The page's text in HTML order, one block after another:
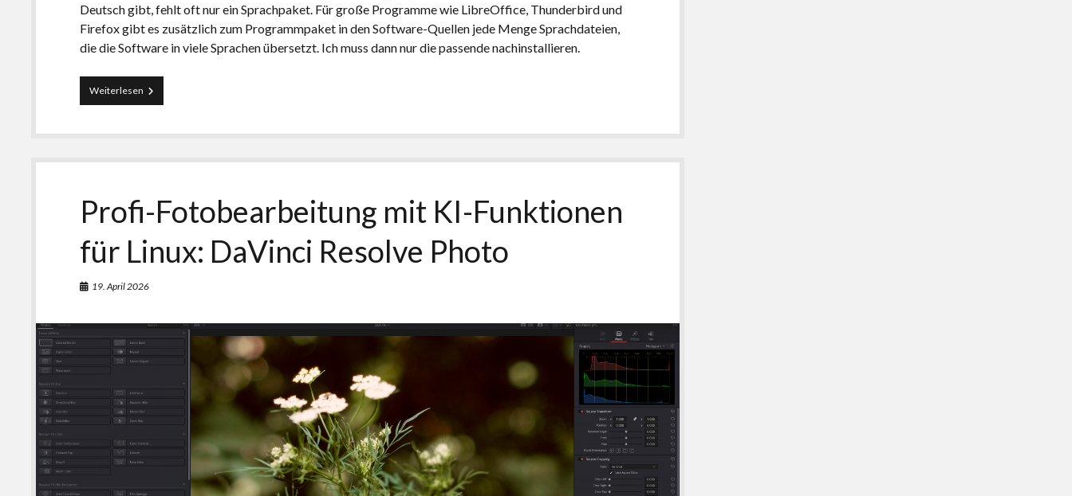
Deutsch gibt, fehlt oft nur ein Sprachpaket. Für große Programme wie LibreOffice, Thunderbird und
Firefox gibt es zusätzlich zum Programmpaket in den Software-Quellen jede Menge Sprachdateien,
die die Software in viele Sprachen übersetzt. Ich muss dann nur die passende nachinstallieren.
Weiterlesen LibreOffice,
Thunderbird
Firefox
Deutsch
Profi-Fotobearbeitung mit KI-Funktionen
für Linux: DaVinci Resolve Photo
19. April 2026